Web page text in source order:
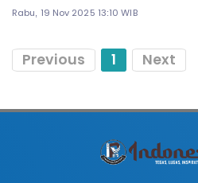
Rabu, 19 Nov 2025 13:10 WIB
Previous 1 Next